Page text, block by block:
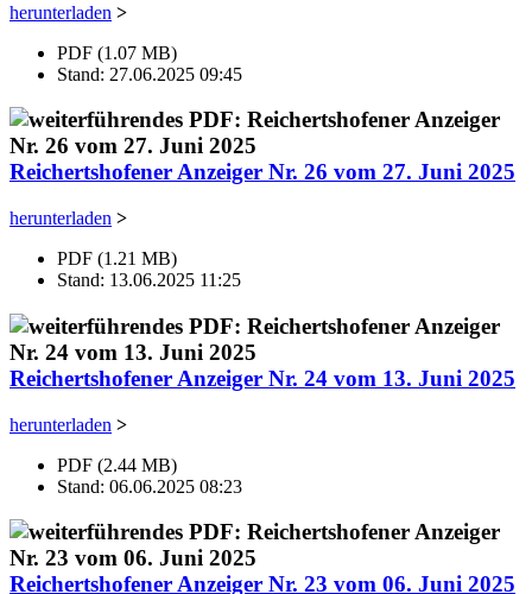
herunterladen >
PDF (1.07 MB)
Stand: 27.06.2025 09:45
Reichertshofener Anzeiger Nr. 26 vom 27. Juni 2025
herunterladen >
PDF (1.21 MB)
Stand: 13.06.2025 11:25
Reichertshofener Anzeiger Nr. 24 vom 13. Juni 2025
herunterladen >
PDF (2.44 MB)
Stand: 06.06.2025 08:23
Reichertshofener Anzeiger Nr. 23 vom 06. Juni 2025